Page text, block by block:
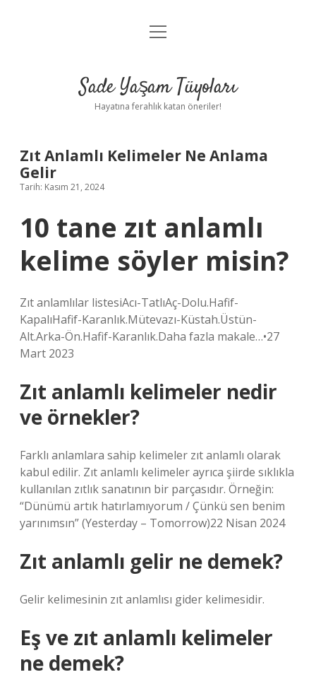
Anasayfa
Yasal Uyarı
menüyü
Sade Yaşam Tüyoları
Hayatına ferahlık katan öneriler!
Zıt Anlamlı Kelimeler Ne Anlama
Gelir
Tarih: Kasım 21, 2024
10 tane zıt anlamlı
kelime söyler misin?
Zıt anlamlılar listesiAcı-TatlıAç-Dolu.Hafif-
KapalıHafif-Karanlık.Mütevazı-Küstah.Üstün-
Alt.Arka-Ön.Hafif-Karanlık.Daha fazla makale…•27
Mart 2023
Zıt anlamlı kelimeler nedir
ve örnekler?
Farklı anlamlara sahip kelimeler zıt anlamlı olarak
kabul edilir. Zıt anlamlı kelimeler ayrıca şiirde sıklıkla
kullanılan zıtlık sanatının bir parçasıdır. Örneğin:
“Dünümü artık hatırlamıyorum / Çünkü sen benim
yarınımsın” (Yesterday – Tomorrow)22 Nisan 2024
Zıt anlamlı gelir ne demek?
Gelir kelimesinin zıt anlamlısı gider kelimesidir.
Eş ve zıt anlamlı kelimeler
ne demek?